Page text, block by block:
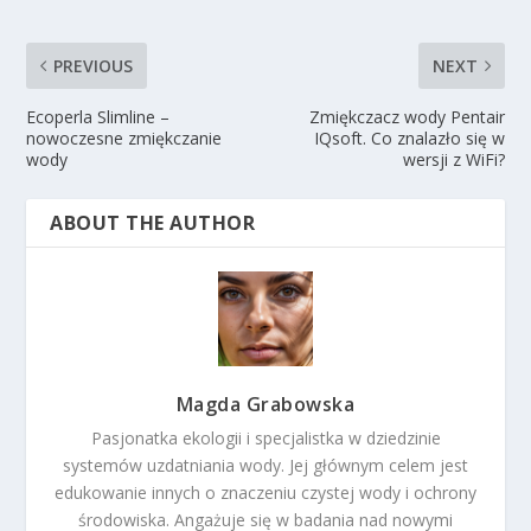
PREVIOUS
Ecoperla Slimline –
nowoczesne zmiękczanie
wody
NEXT
Zmiękczacz wody Pentair
IQsoft. Co znalazło się w
wersji z WiFi?
ABOUT THE AUTHOR
Magda Grabowska
Pasjonatka ekologii i specjalistka w dziedzinie
systemów uzdatniania wody. Jej głównym celem jest
edukowanie innych o znaczeniu czystej wody i ochrony
środowiska. Angażuje się w badania nad nowymi